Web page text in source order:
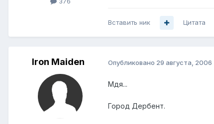
Вставить ник Цитата
Iron Maiden Опубликовано 29 августа, 2006
Мдя...
Город Дербент.